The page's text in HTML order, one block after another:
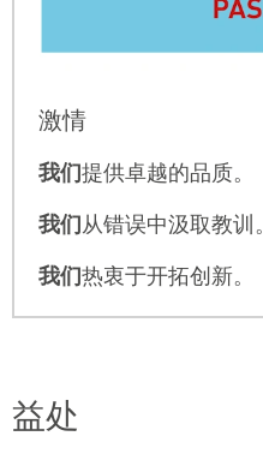
激情
我们提供卓越的品质。
我们从错误中汲取教训。
我们热衷于开拓创新。
益处